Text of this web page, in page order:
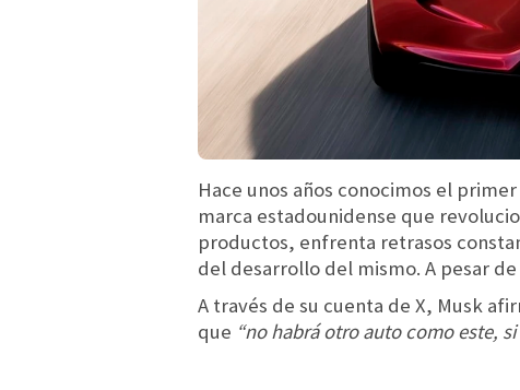
Hace unos años conocimos el
marca estadounidense que
productos, enfrenta retrasos
del desarrollo del mismo. A pesar
A través de su cuenta de X, Musk
que “no habrá otro auto como este,